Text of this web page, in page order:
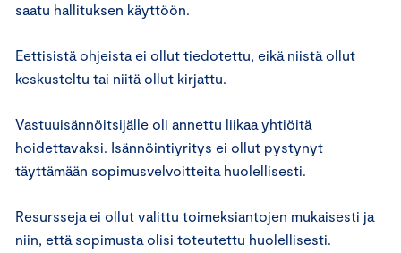
saatu hallituksen käyttöön.
Eettisistä ohjeista ei ollut tiedotettu, eikä niistä ollut
keskusteltu tai niitä ollut kirjattu.
Vastuuisännöitsijälle oli annettu liikaa yhtiöitä
hoidettavaksi. Isännöintiyritys ei ollut pystynyt
täyttämään sopimusvelvoitteita huolellisesti.
Resursseja ei ollut valittu toimeksiantojen mukaisesti ja
niin, että sopimusta olisi toteutettu huolellisesti.